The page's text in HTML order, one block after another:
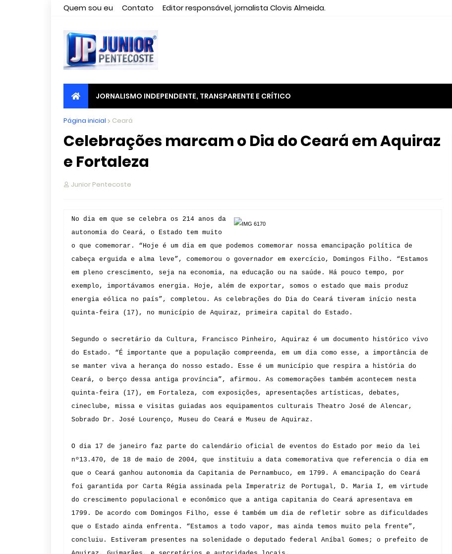
Quem sou eu Contato Editor responsável, jornalista Clovis Almeida.
JORNALISMO INDEPENDENTE, TRANSPARENTE E CRÍTICO
Página inicial Ceará
Celebrações marcam o Dia do Ceará em Aquiraz
e Fortaleza
Junior Pentecoste
No dia em que se celebra os 214 anos da
autonomia do Ceará, o Estado tem muito
o que comemorar. “Hoje é um dia em que podemos comemorar nossa emancipação política de
cabeça erguida e alma leve”, comemorou o governador em exercício, Domingos Filho. “Estamos
em pleno crescimento, seja na economia, na educação ou na saúde. Há pouco tempo, por
exemplo, importávamos energia. Hoje, além de exportar, somos o estado que mais produz
energia eólica no país”, completou. As celebrações do Dia do Ceará tiveram início nesta
quinta-feira (17), no município de Aquiraz, primeira capital do Estado.
Segundo o secretário da Cultura, Francisco Pinheiro, Aquiraz é um documento histórico vivo
do Estado. “É importante que a população compreenda, em um dia como esse, a importância de
se manter viva a herança do nosso estado. Esse é um município que respira a história do
Ceará, o berço dessa antiga província”, afirmou. As comemorações também acontecem nesta
quinta-feira (17), em Fortaleza, com exposições, apresentações artísticas, debates,
cineclube, missa e visitas guiadas aos equipamentos culturais Theatro José de Alencar,
Sobrado Dr. José Lourenço, Museu do Ceará e Museu de Aquiraz.
O dia 17 de janeiro faz parte do calendário oficial de eventos do Estado por meio da lei
nº13.470, de 18 de maio de 2004, que instituiu a data comemorativa que referencia o dia em
que o Ceará ganhou autonomia da Capitania de Pernambuco, em 1799. A emancipação do Ceará
foi garantida por Carta Régia assinada pela Imperatriz de Portugal, D. Maria I, em virtude
do crescimento populacional e econômico que a antiga capitania do Ceará apresentava em
1799. De acordo com Domingos Filho, esse é também um dia de refletir sobre as dificuldades
que o Estado ainda enfrenta. “Estamos a todo vapor, mas ainda temos muito pela frente”,
concluiu. Estiveram presentes na solenidade o deputado federal Aníbal Gomes; o prefeito de